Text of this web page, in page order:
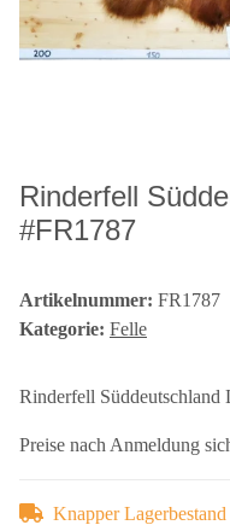
Rinderfell
#FR1787
Artikelnummer: FR1787
Kategorie: Felle
Rinderfell Süddeutschland
Preise nach Anmeldung
Knapper Lagerbestand